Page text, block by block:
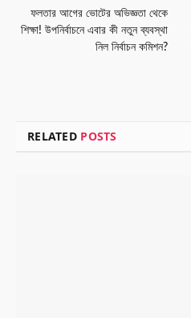
ফলতার আগের ভোটের অভিজ্ঞতা থেকে
শিক্ষা! উপনির্বাচনে এবার কী নতুন ব্যবস্থা
নিল নির্বাচন কমিশন?
RELATED POSTS